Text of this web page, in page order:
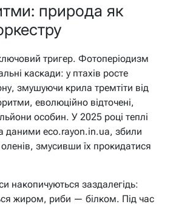
природа як
тригер. Фотоперіодизм
каскади: у птахів росте
змушуючи крила тремтіти від
еволюційно відточені,
особин. У 2025 році теплі
даними eco.rayon.in.ua, збили
змусивши їх прокидатися
накопичуються заздалегідь:
жиром, риби — білком. Під час